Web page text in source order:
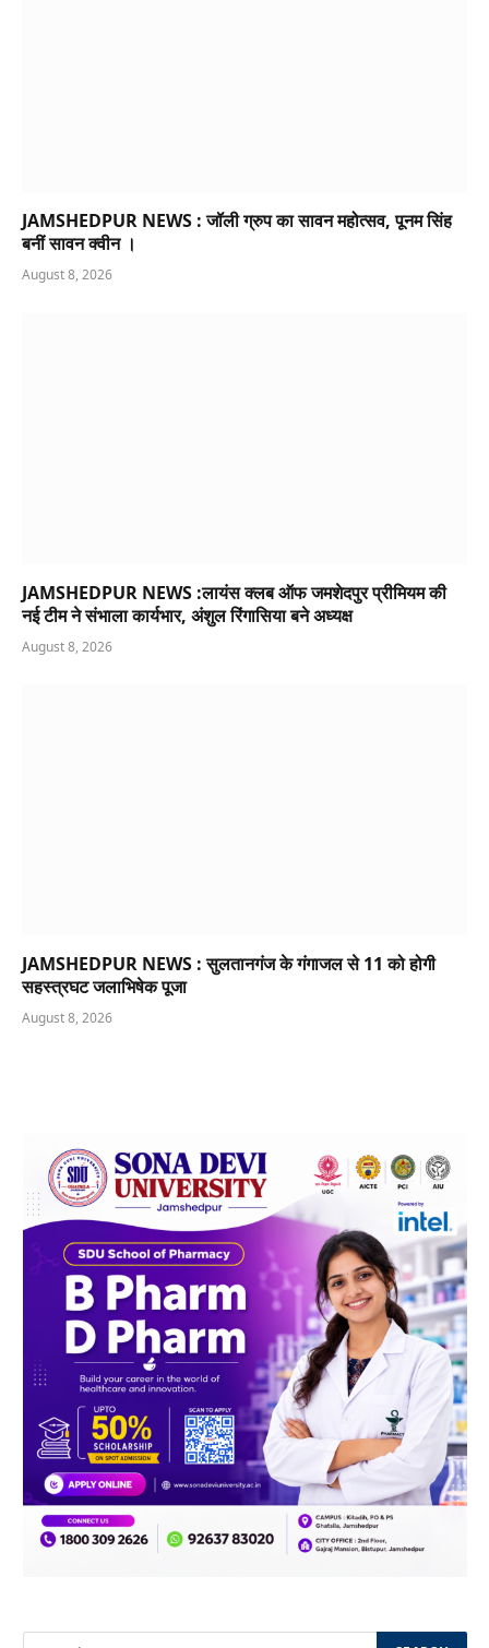
JAMSHEDPUR NEWS : जॉली ग्रुप का सावन महोत्सव, पूनम सिंह
बनीं सावन क्वीन ।
August 8, 2026
JAMSHEDPUR NEWS :लायंस क्लब ऑफ जमशेदपुर प्रीमियम की
नई टीम ने संभाला कार्यभार, अंशुल रिंगासिया बने अध्यक्ष
August 8, 2026
JAMSHEDPUR NEWS : सुलतानगंज के गंगाजल से 11 को होगी
सहस्त्रघट जलाभिषेक पूजा
August 8, 2026